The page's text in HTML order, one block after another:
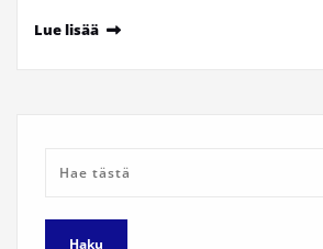
Lue lisää